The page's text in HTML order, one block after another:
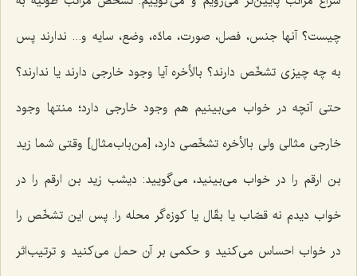
چیست؟ آنها جنس، فصل، صورت، مادّه، وضع، سایه و... ندارند پس
به چه چیزی تشخّص دارند؟ بالأخره آیا وجود خارجی دارند یا ندارند؟
حتی آنچه در خواب می‌بینیم هم وجود خارجی دارد؛ منتها وجود
خارجی مثالی ولی بالأخره تشخّصی دارد، [من‌باب‌مثال] وقتی شما زید
بن ارقم را در خواب می‌بینید، می‌گویید: دیشب زید بن ارقم را در
خواب دیدم نه قصّاب یا بقّال یا کوزه‌گر محله را. پس این تشخّص را
در خواب احساس می‌کنید و حکمی بر آن حمل می‌کنید و ترتیب‌اثر